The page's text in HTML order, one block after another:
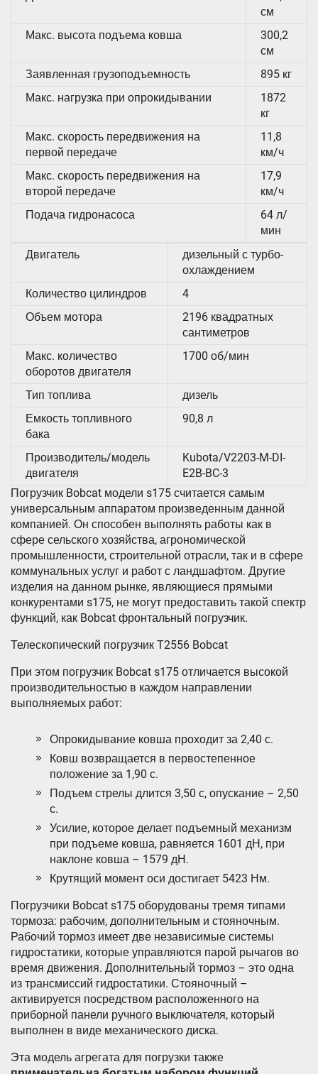
см
Макс. высота подъема ковша
300,2
см
Заявленная грузоподъемность
895 кг
Макс. нагрузка при опрокидывании
1872
кг
Макс. скорость передвижения на
первой передаче
11,8
км/ч
Макс. скорость передвижения на
второй передаче
17,9
км/ч
Подача гидронасоса
64 л/
мин
Двигатель
дизельный с турбо-
охлаждением
Количество цилиндров
4
Объем мотора
2196 квадратных
сантиметров
Макс. количество
оборотов двигателя
1700 об/мин
Тип топлива
дизель
Емкость топливного
бака
90,8 л
Производитель/модель
двигателя
Kubota/V2203-M-DI-
E2B-BC-3
Погрузчик Bobcat модели s175 считается самым
универсальным аппаратом произведенным данной
компанией. Он способен выполнять работы как в
сфере сельского хозяйства, агрономической
промышленности, строительной отрасли, так и в сфере
коммунальных услуг и работ с ландшафтом. Другие
изделия на данном рынке, являющиеся прямыми
конкурентами s175, не могут предоставить такой спектр
функций, как Bobcat фронтальный погрузчик.
Телескопический погрузчик T2556 Bobcat
При этом погрузчик Bobcat s175 отличается высокой
производительностью в каждом направлении
выполняемых работ:
Опрокидывание ковша проходит за 2,40 с.
Ковш возвращается в первостепенное
положение за 1,90 с.
Подъем стрелы длится 3,50 с, опускание – 2,50
с.
Усилие, которое делает подъемный механизм
при подъеме ковша, равняется 1601 дН, при
наклоне ковша – 1579 дН.
Крутящий момент оси достигает 5423 Нм.
Погрузчики Bobcat s175 оборудованы тремя типами
тормоза: рабочим, дополнительным и стояночным.
Рабочий тормоз имеет две независимые системы
гидростатики, которые управляются парой рычагов во
время движения. Дополнительный тормоз – это одна
из трансмиссий гидростатики. Стояночный –
активируется посредством расположенного на
приборной панели ручного выключателя, который
выполнен в виде механического диска.
Эта модель агрегата для погрузки также